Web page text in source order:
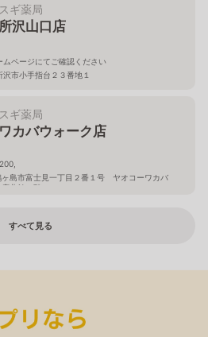
スギ薬局
所沢山口店
ムページにてご確認ください
沢市小手指台２３番地１
スギ薬局
ワカバウォーク店
ヶ島市富士見一丁目２番１号 ヤオコーワカバ
店北館１階
すべて見る